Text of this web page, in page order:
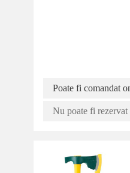
Poate fi comandat
Nu poate fi rezervat